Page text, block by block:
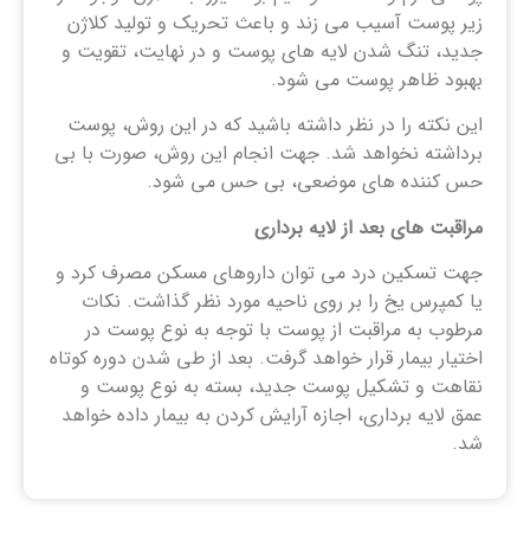
زیر پوست آسیب می زند و باعث تحریک و تولید کلاژن
جدید، تنگ شدن لایه های پوست و در نهایت، تقویت و
بهبود ظاهر پوست می شود.
این نکته را در نظر داشته باشید که در این روش، پوست
برداشته نخواهد شد. جهت انجام این روش، صورت با بی
حس کننده های موضعی، بی حس می شود.
مراقبت های بعد از لایه برداری
جهت تسکین درد می توان داروهای مسکن مصرف کرد و
یا کمپرس یخ را بر روی ناحیه مورد نظر گذاشت. نکات
مرطوب به مراقبت از پوست با توجه به نوع پوست در
اختیار بیمار قرار خواهد گرفت. بعد از طی شدن دوره کوتاه
نقاهت و تشکیل پوست جدید، بسته به نوع پوست و
عمق لایه برداری، اجازه آرایش کردن به بیمار داده خواهد
شد.